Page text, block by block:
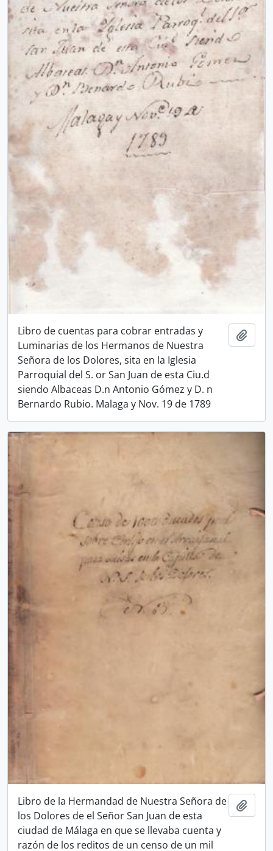
Libro de cuentas para cobrar entradas y
Luminarias de los Hermanos de Nuestra
Señora de los Dolores, sita en la Iglesia
Parroquial del S. or San Juan de esta Ciu.d
siendo Albaceas D.n Antonio Gómez y D. n
Bernardo Rubio. Malaga y Nov. 19 de 1789
Libro de la Hermandad de Nuestra Señora de
los Dolores de el Señor San Juan de esta
ciudad de Málaga en que se llevaba cuenta y
razón de los reditos de un censo de un mil